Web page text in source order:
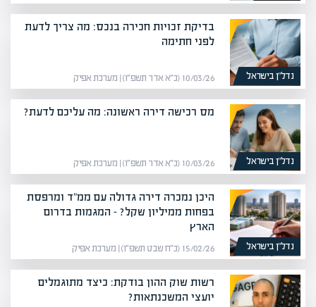
נדל”ן בישראל
בדיקת זכויות חכירה בנכס: מה צריך לדעת
לפני חתימה
10/03/26 (כ״א אדר תשפ״ו) | מערכת אפיק
נדל”ן בישראל
מס רכישה דירה ראשונה: מה עליכם לדעת?
10/03/26 (כ״א אדר תשפ״ו) | מערכת אפיק
נדל”ן בישראל
היכן נמכרה דירה גדולה עם ממ"ד ומרפסת
בפחות ממיליון שקל? – המגמות בדרום
הארץ
15/02/26 (כ״ח שבט תשפ״ו) | מערכת אפיק
רשות שוק ההון בודקת: כיצד מתוגמלים
יועצי המשכנתאות?